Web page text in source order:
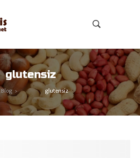
glutensiz
Blog > glutensiz